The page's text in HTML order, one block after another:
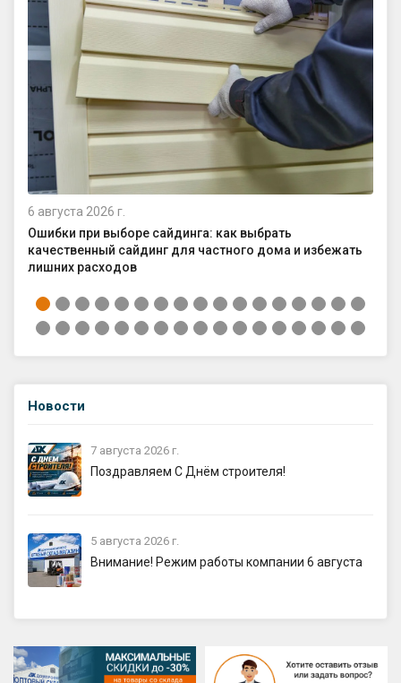
Новости
7 августа 2026 г.
Поздравляем С Днём строителя!
5 августа 2026 г.
Внимание! Режим работы компании 6 августа
6 августа 2026 г.
Ошибки при выборе сайдинга: как выбрать
качественный сайдинг для частного дома и избежать
лишних расходов